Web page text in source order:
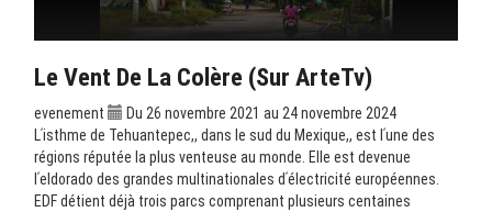
Le Vent De La Colère (sur ArteTv)
evenement
Du 26 novembre 2021 au 24 novembre 2024
Lʹisthme de Tehuantepec,, dans le sud du Mexique,, est lʹune des
régions réputée la plus venteuse au monde. Elle est devenue
lʹeldorado des grandes multinationales dʹélectricité européennes.
EDF détient déjà trois parcs comprenant plusieurs centaines